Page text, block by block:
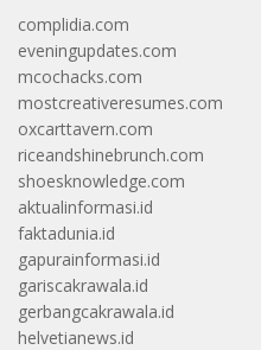
complidia.com
eveningupdates.com
mcochacks.com
mostcreativeresumes.com
oxcarttavern.com
riceandshinebrunch.com
shoesknowledge.com
aktualinformasi.id
faktadunia.id
gapurainformasi.id
gariscakrawala.id
gerbangcakrawala.id
helvetianews.id